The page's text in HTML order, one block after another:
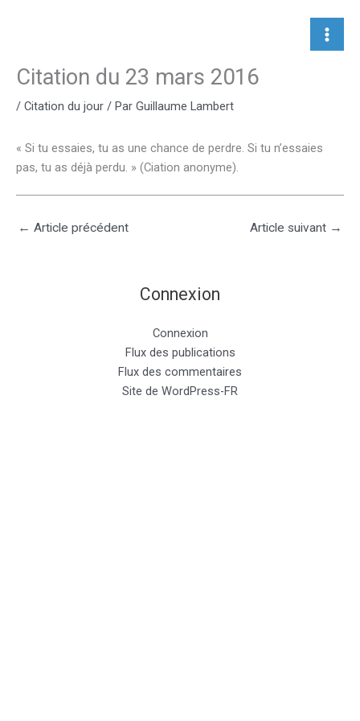
Citation du 23 mars 2016
/ Citation du jour / Par Guillaume Lambert
« Si tu essaies, tu as une chance de perdre. Si tu n’essaies
pas, tu as déjà perdu. » (Ciation anonyme).
← Article précédent Article suivant →
Connexion
Connexion
Flux des publications
Flux des commentaires
Site de WordPress-FR